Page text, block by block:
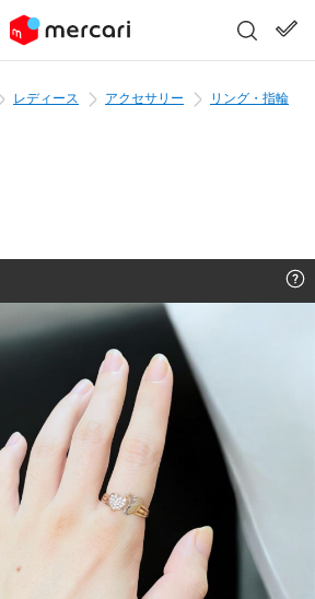
レディース アクセサリー リング・指輪